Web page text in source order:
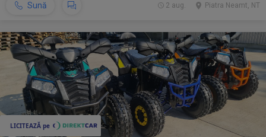
Sună Piatra Neamt, NT
2 aug.